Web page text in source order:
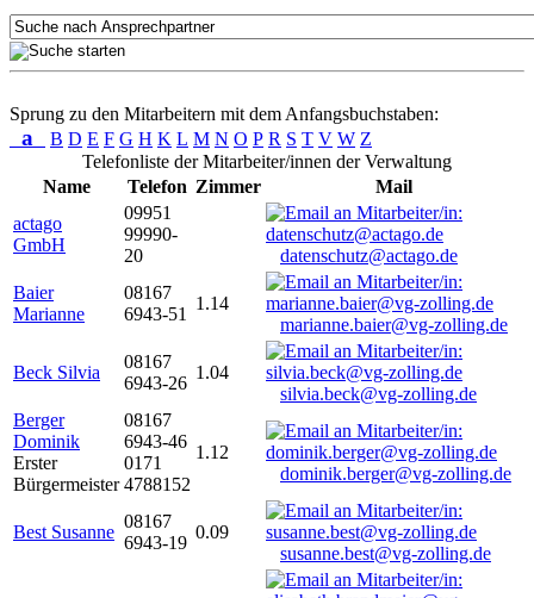
Sprung zu den Mitarbeitern mit dem Anfangsbuchstaben:
a B D E F G H K L M N O P R S T V W Z
Telefonliste der Mitarbeiter/innen der Verwaltung
Name
Telefon Zimmer
Mail
actago
GmbH
09951
99990-
20
datenschutz@actago.de
Baier
Marianne
08167
6943-51
1.14
marianne.baier@vg-zolling.de
Beck Silvia
08167
6943-26
1.04
silvia.beck@vg-zolling.de
Berger
Dominik
Erster
Bürgermeister
08167
6943-46
0171
4788152
1.12
dominik.berger@vg-zolling.de
Best Susanne
08167
6943-19
0.09
susanne.best@vg-zolling.de